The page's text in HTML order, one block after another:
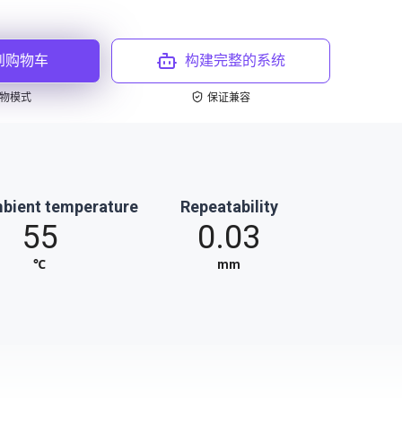
购物车
模式
构建完整的系统
保证兼容
temperature
55
℃
Repeatability
0.03
mm